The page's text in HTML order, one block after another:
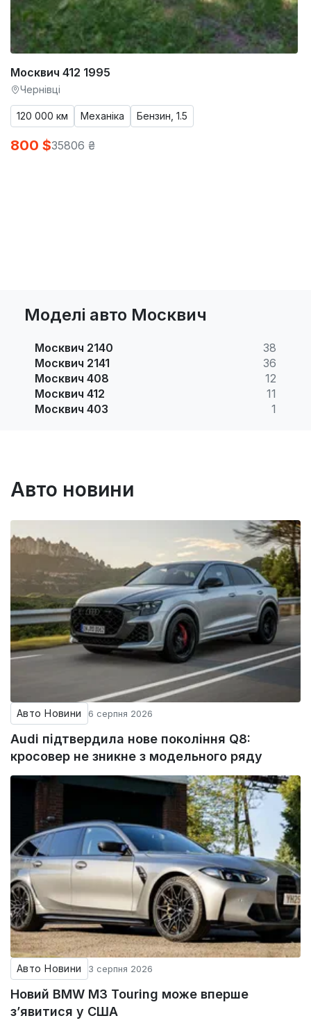
Москвич 412 1995
Чернівці
120 000 км Механіка Бензин, 1.5
800 $35806 ₴
Моделі авто Москвич
Москвич 2140
38
Москвич 2141
36
Москвич 408
12
Москвич 412
11
Москвич 403
1
Авто новини
Авто Новини 6 серпня 2026
Audi підтвердила нове покоління Q8:
кросовер не зникне з модельного ряду
Авто Новини 3 серпня 2026
Новий BMW M3 Touring може вперше
з’явитися у США